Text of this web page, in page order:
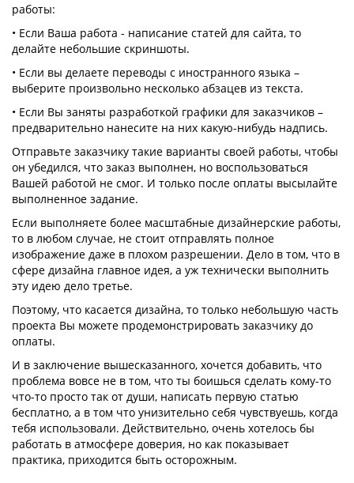
работы:
• Если Ваша работа - написание статей для сайта, то
делайте небольшие скриншоты.
• Если вы делаете переводы с иностранного языка –
выберите произвольно несколько абзацев из текста.
• Если Вы заняты разработкой графики для заказчиков –
предварительно нанесите на них какую-нибудь надпись.
Отправьте заказчику такие варианты своей работы, чтобы
он убедился, что заказ выполнен, но воспользоваться
Вашей работой не смог. И только после оплаты высылайте
выполненное задание.
Если выполняете более масштабные дизайнерские работы,
то в любом случае, не стоит отправлять полное
изображение даже в плохом разрешении. Дело в том, что в
сфере дизайна главное идея, а уж технически выполнить
эту идею дело третье.
Поэтому, что касается дизайна, то только небольшую часть
проекта Вы можете продемонстрировать заказчику до
оплаты.
И в заключение вышесказанного, хочется добавить, что
проблема вовсе не в том, что ты боишься сделать кому-то
что-то просто так от души, написать первую статью
бесплатно, а в том что унизительно себя чувствуешь, когда
тебя использовали. Действительно, очень хотелось бы
работать в атмосфере доверия, но как показывает
практика, приходится быть осторожным.